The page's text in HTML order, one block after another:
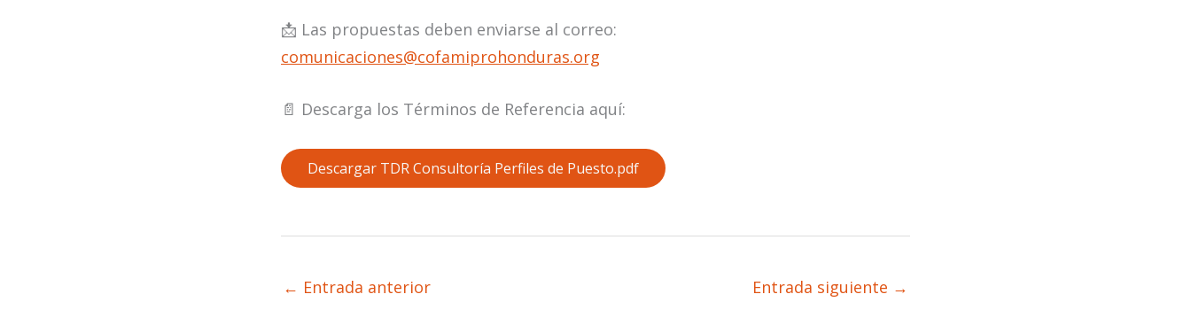
📩 Las propuestas deben enviarse al correo:
comunicaciones@cofamiprohonduras.org
📄 Descarga los Términos de Referencia aquí:
Descargar TDR Consultoría Perfiles de Puesto.pdf
← Entrada anterior Entrada siguiente →